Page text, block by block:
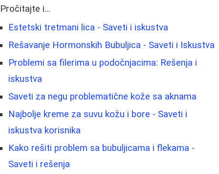
Pročitajte i...
Estetski tretmani lica - Saveti i iskustva
Rešavanje Hormonskih Bubuljica - Saveti i Iskustva
Problemi sa filerima u podočnjacima: Rešenja i
iskustva
Saveti za negu problematične kože sa aknama
Najbolje kreme za suvu kožu i bore - Saveti i
iskustva korisnika
Kako rešiti problem sa bubuljicama i flekama -
Saveti i rešenja